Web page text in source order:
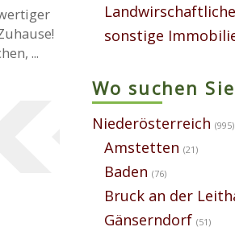
...
sonstige
Wo suchen Sie
Niederösterreich (995)
Amstetten (21)
Baden (76)
Bruck an der
Gänserndorf (51)